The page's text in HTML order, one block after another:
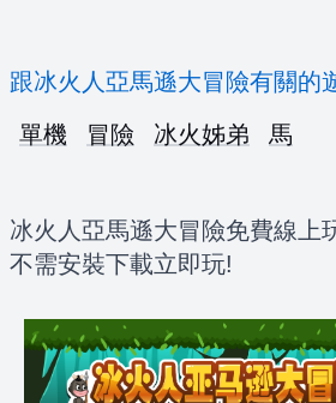
跟冰火人亞馬遜大冒險有關的
單機
冒險 冰火姊弟 馬
冰火人亞馬遜大冒險免費線上
不需安裝下載立即玩!